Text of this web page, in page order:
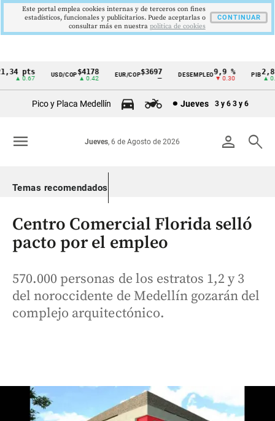
Cintillo
Colombia
pts
▲ 0.67
USD/COP$4178
▲ 0.42
EUR/COP$3697 DESEMPLEO 9,9 %
▼ 0.30
PIB2,8 %
▲ 0.10
Pico y Placa Medellín Jueves 3 y 6 3 y 6
person search
Jueves, 6 de Agosto de 2026
menu
Temas recomendados
Centro Comercial Florida selló
pacto por el empleo
570.000 personas de los estratos 1,2 y 3
del noroccidente de Medellín gozarán del
complejo arquitectónico.
Este portal emplea cookies internas y de terceros con fines
estadísticos, funcionales y publicitarios. Puede aceptarlas o
consultar más en nuestra politica de cookies
CONTINUAR